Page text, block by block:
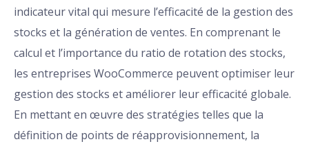
indicateur vital qui mesure l’efficacité de la gestion des
stocks et la génération de ventes. En comprenant le
calcul et l’importance du ratio de rotation des stocks,
les entreprises WooCommerce peuvent optimiser leur
gestion des stocks et améliorer leur efficacité globale.
En mettant en œuvre des stratégies telles que la
définition de points de réapprovisionnement, la